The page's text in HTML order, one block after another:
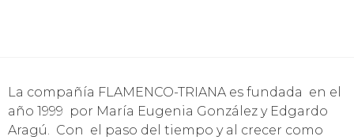
La compañía FLAMENCO-TRIANA es fundada en el
año 1999 por María Eugenia González y Edgardo
Aragú. Con el paso del tiempo y al crecer como